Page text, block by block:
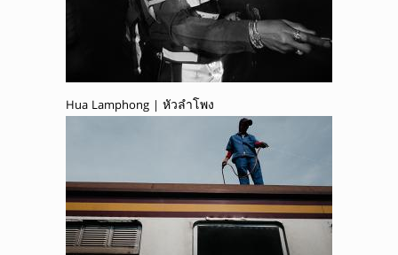
Hua Lamphong | หัวลำโพง